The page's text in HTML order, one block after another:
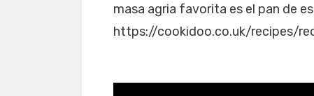
masa agria favorita es el pan de
https://cookidoo.co.uk/recipes/